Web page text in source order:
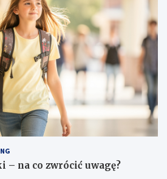
– na co zwrócić uwagę?